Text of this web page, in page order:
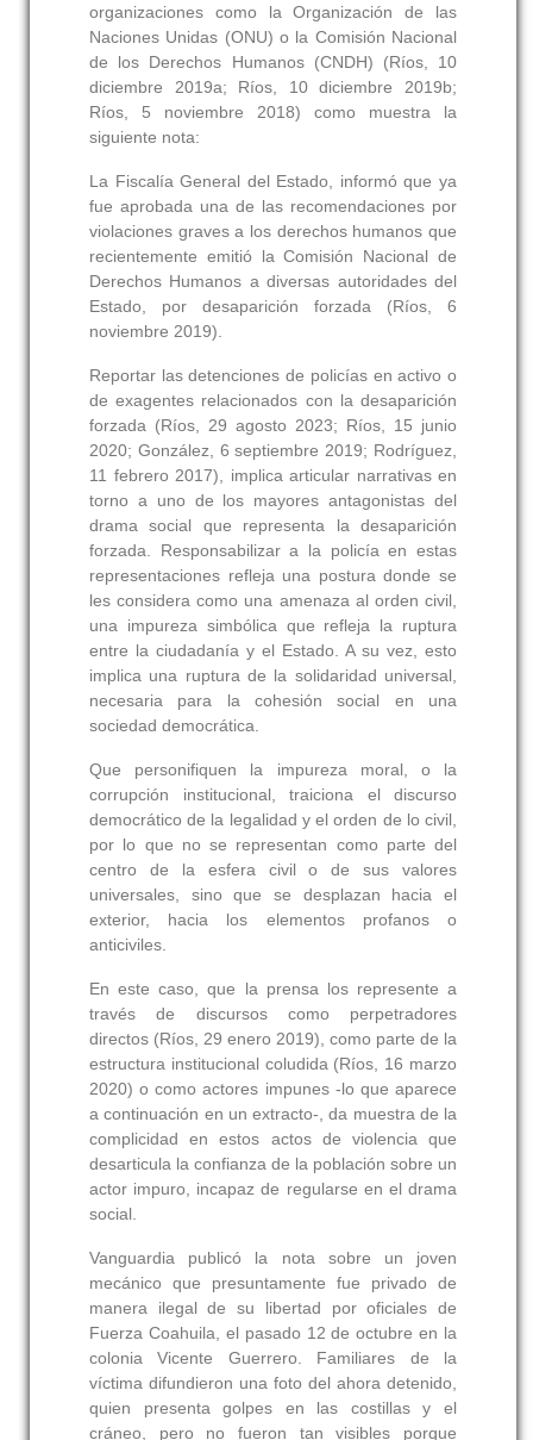
organizaciones como la Organización de las
Naciones Unidas (ONU) o la Comisión Nacional
de los Derechos Humanos (CNDH) (Ríos, 10
diciembre 2019a; Ríos, 10 diciembre 2019b;
Ríos, 5 noviembre 2018) como muestra la
siguiente nota:
La Fiscalía General del Estado, informó que ya
fue aprobada una de las recomendaciones por
violaciones graves a los derechos humanos que
recientemente emitió la Comisión Nacional de
Derechos Humanos a diversas autoridades del
Estado, por desaparición forzada (Ríos, 6
noviembre 2019).
Reportar las detenciones de policías en activo o
de exagentes relacionados con la desaparición
forzada (Ríos, 29 agosto 2023; Ríos, 15 junio
2020; González, 6 septiembre 2019; Rodríguez,
11 febrero 2017), implica articular narrativas en
torno a uno de los mayores antagonistas del
drama social que representa la desaparición
forzada. Responsabilizar a la policía en estas
representaciones refleja una postura donde se
les considera como una amenaza al orden civil,
una impureza simbólica que refleja la ruptura
entre la ciudadanía y el Estado. A su vez, esto
implica una ruptura de la solidaridad universal,
necesaria para la cohesión social en una
sociedad democrática.
Que personifiquen la impureza moral, o la
corrupción institucional, traiciona el discurso
democrático de la legalidad y el orden de lo civil,
por lo que no se representan como parte del
centro de la esfera civil o de sus valores
universales, sino que se desplazan hacia el
exterior, hacia los elementos profanos o
anticiviles.
En este caso, que la prensa los represente a
través de discursos como perpetradores
directos (Ríos, 29 enero 2019), como parte de la
estructura institucional coludida (Ríos, 16 marzo
2020) o como actores impunes -lo que aparece
a continuación en un extracto-, da muestra de la
complicidad en estos actos de violencia que
desarticula la confianza de la población sobre un
actor impuro, incapaz de regularse en el drama
social.
Vanguardia publicó la nota sobre un joven
mecánico que presuntamente fue privado de
manera ilegal de su libertad por oficiales de
Fuerza Coahuila, el pasado 12 de octubre en la
colonia Vicente Guerrero. Familiares de la
víctima difundieron una foto del ahora detenido,
quien presenta golpes en las costillas y el
cráneo, pero no fueron tan visibles porque